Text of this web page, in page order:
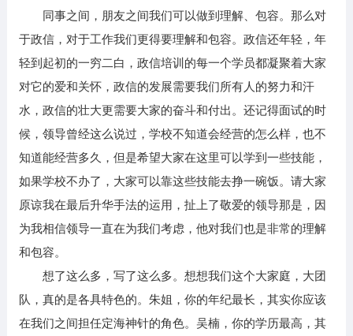
同事之间，朋友之间我们可以做到理解、包容。那么对
于政信，对于工作我们更得要理解和包容。政信还年轻，年
轻到起初的一穷二白，政信培训的每一个学员都凝聚着大家
对它的爱和关怀，政信的发展需要我们所有人的努力和汗
水，政信的壮大更需要大家的奋斗和付出。还记得面试的时
候，领导曾经这么说过，学校不知道会经营的怎么样，也不
知道能经营多久，但是希望大家在这里可以学到一些技能，
如果学校不办了，大家可以靠这些技能去挣一碗饭。请大家
原谅我在最后升华手法的运用，扯上了敬爱的领导那是，因
为我相信领导一直在为我们考虑，他对我们也是非常的理解
和包容。
想了这么多，写了这么多。想想我们这个大家庭，大团
队，真的是各具特色的。朱姐，你的年纪最长，其实你应该
在我们之间担任定海神针的角色。吴楠，你的学历最高，其